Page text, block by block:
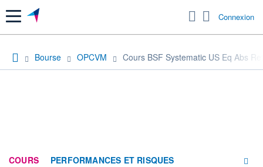
Menu Connexion
Bourse OPCVM Cours BSF Systematic US Eq Abs
COURS PERFORMANCES ET RISQUES